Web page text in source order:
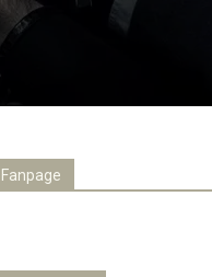
Fanpage